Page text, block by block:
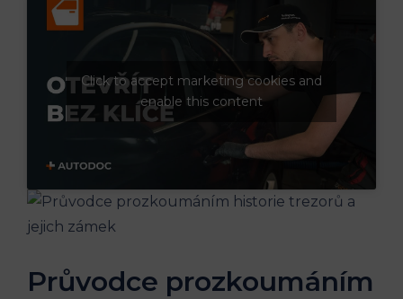
Click to accept marketing cookies and
enable this content
Průvodce prozkoumáním